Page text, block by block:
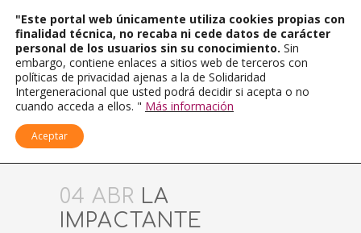
04 ABR LA
IMPACTANTE
"Este portal web únicamente utiliza cookies propias con
finalidad técnica, no recaba ni cede datos de carácter
personal de los usuarios sin su conocimiento. Sin
embargo, contiene enlaces a sitios web de terceros con
políticas de privacidad ajenas a la de Solidaridad
Intergeneracional que usted podrá decidir si acepta o no
cuando acceda a ellos. " Más información
Aceptar